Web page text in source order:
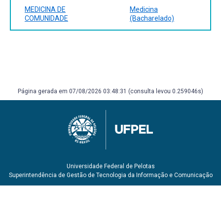
SUS, 2015. Disponível em:
http://conitec.gov.br/images/Consultas/Relatorios/2015/
CP.pdf
MEDICINA DE
COMUNIDADE
Medicina
(Bacharelado)
Página gerada em 07/08/2026 03:48:31 (consulta levou 0.259046s)
Universidade Federal de Pelotas
Superintendência de Gestão de Tecnologia da Informação e Comunicação